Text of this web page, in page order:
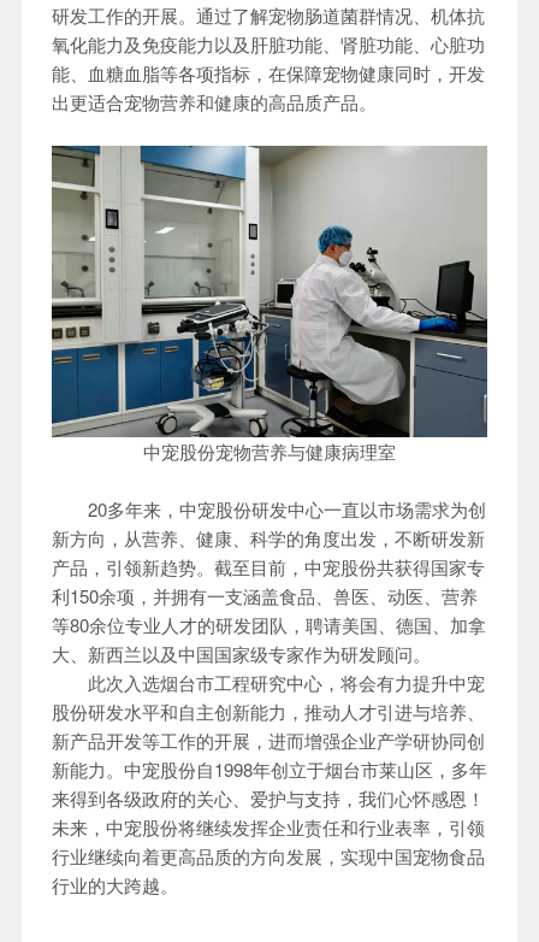
研发工作的开展。通过了解宠物肠道菌群情况、机体抗
氧化能力及免疫能力以及肝脏功能、肾脏功能、心脏功
能、血糖血脂等各项指标，在保障宠物健康同时，开发
出更适合宠物营养和健康的高品质产品。
中宠股份宠物营养与健康病理室
20多年来，中宠股份研发中心一直以市场需求为创
新方向，从营养、健康、科学的角度出发，不断研发新
产品，引领新趋势。截至目前，中宠股份共获得国家专
利150余项，并拥有一支涵盖食品、兽医、动医、营养
等80余位专业人才的研发团队，聘请美国、德国、加拿
大、新西兰以及中国国家级专家作为研发顾问。
此次入选烟台市工程研究中心，将会有力提升中宠
股份研发水平和自主创新能力，推动人才引进与培养、
新产品开发等工作的开展，进而增强企业产学研协同创
新能力。中宠股份自1998年创立于烟台市莱山区，多年
来得到各级政府的关心、爱护与支持，我们心怀感恩！
未来，中宠股份将继续发挥企业责任和行业表率，引领
行业继续向着更高品质的方向发展，实现中国宠物食品
行业的大跨越。